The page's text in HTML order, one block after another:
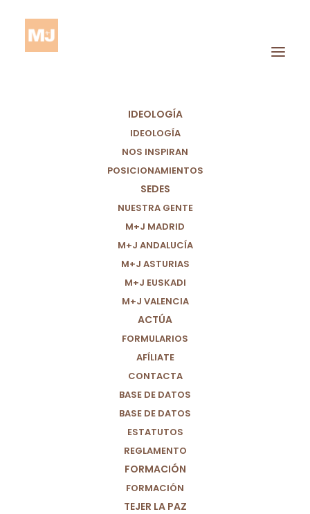
IDEOLOGÍA
IDEOLOGÍA
NOS INSPIRAN
POSICIONAMIENTOS
SEDES
NUESTRA GENTE
M+J MADRID
M+J ANDALUCÍA
M+J ASTURIAS
M+J EUSKADI
M+J VALENCIA
ACTÚA
FORMULARIOS
AFÍLIATE
CONTACTA
BASE DE DATOS
BASE DE DATOS
ESTATUTOS
REGLAMENTO
FORMACIÓN
FORMACIÓN
TEJER LA PAZ
Consumo
Responsable